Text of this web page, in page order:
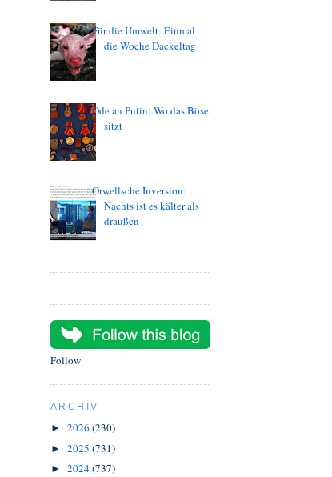
Für die Umwelt: Einmal
die Woche Dackeltag
Ode an Putin: Wo das Böse
sitzt
Orwellsche Inversion:
Nachts ist es kälter als
draußen
Follow
ARCHIV
► 2026 (230)
► 2025 (731)
► 2024(737)